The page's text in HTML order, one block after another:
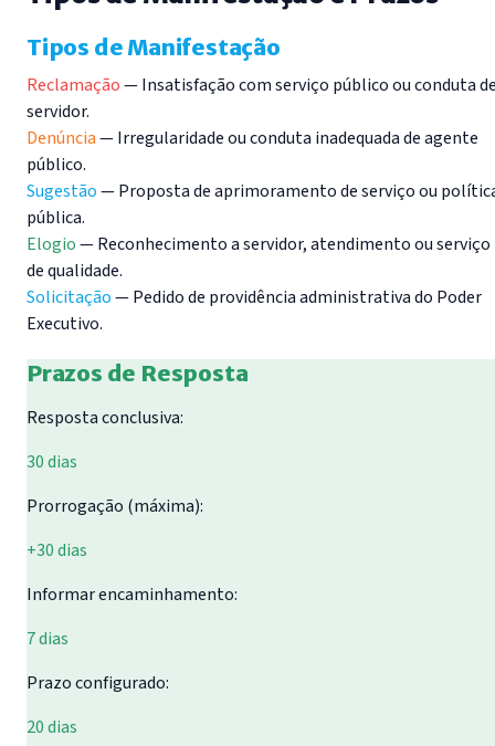
Tipos de Manifestação
Reclamação— Insatisfação com serviço público ou conduta
servidor.
Denúncia— Irregularidade ou conduta inadequada de agente
público.
Sugestão— Proposta de aprimoramento de serviço ou
pública.
Elogio— Reconhecimento a servidor, atendimento ou serviço
de qualidade.
Solicitação— Pedido de providência administrativa do Poder
Executivo.
Prazos de Resposta
Resposta conclusiva:
30 dias
Prorrogação (máxima):
+30 dias
Informar encaminhamento:
7 dias
Prazo configurado:
20 dias